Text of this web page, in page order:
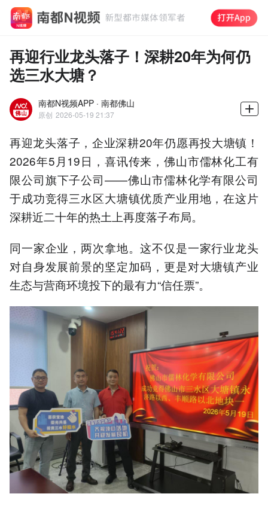
再迎行业龙头落子！深耕20年为何仍
选三水大塘？
南都N视频APP · 南都佛山
原创 2026-05-19 21:37
再迎龙头落子，企业深耕20年仍愿再投大塘镇！
2026年5月19日，喜讯传来，佛山市儒林化工有
限公司旗下子公司——佛山市儒林化学有限公司
于成功竞得三水区大塘镇优质产业用地，在这片
深耕近二十年的热土上再度落子布局。
同一家企业，两次拿地。这不仅是一家行业龙头
对自身发展前景的坚定加码，更是对大塘镇产业
生态与营商环境投下的最有力“信任票”。